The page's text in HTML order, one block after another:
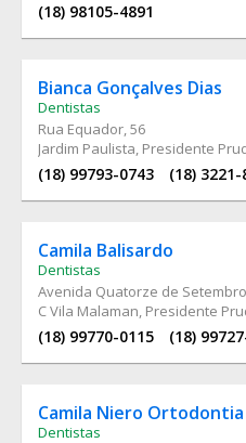
(18) 98105-4891
Bianca Gonçalves Dias
Dentistas
Rua Equador, 56
Jardim Paulista, Presidente
(18) 99793-0743 (18) 3221-
Camila Balisardo
Dentistas
Avenida Quatorze de Setembro
C Vila Malaman, Presidente
(18) 99770-0115 (18)
Camila Niero Ortodontia
Dentistas